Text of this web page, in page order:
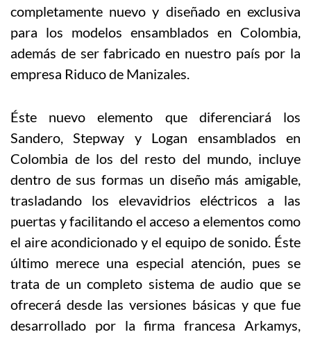
completamente nuevo y diseñado en exclusiva
para los modelos ensamblados en Colombia,
además de ser fabricado en nuestro país por la
empresa Riduco de Manizales.
Éste nuevo elemento que diferenciará los
Sandero, Stepway y Logan ensamblados en
Colombia de los del resto del mundo, incluye
dentro de sus formas un diseño más amigable,
trasladando los elevavidrios eléctricos a las
puertas y facilitando el acceso a elementos como
el aire acondicionado y el equipo de sonido. Éste
último merece una especial atención, pues se
trata de un completo sistema de audio que se
ofrecerá desde las versiones básicas y que fue
desarrollado por la firma francesa Arkamys,